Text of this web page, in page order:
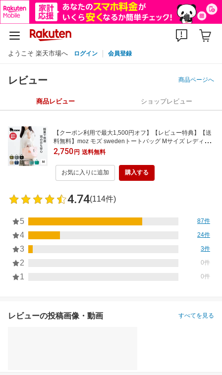
ようこそ 楽天市場へ ログイン 会員登録
レビュー 商品ページへ
商品レビュー ショップレビュー
【クーポン利用で最大1,500円オフ】【レビュー特典】【送
料無料】moz モズ swedenトートバッグ Mサイズ レディー
ス 小さめ 通勤 軽量 撥水 はっ水 ミニ ミニトート バッグ ト
ート 自立 無地 収納 ポケット お散歩 シンプル メンズ かわい
い おしゃれ ギフト 新生活
2,750円 送料無料
お気に入りに追加 購入する
4.74(114件)
5 87件
4 24件
3 3件
2 0件
1 0件
レビューの投稿画像・動画 すべてを見る